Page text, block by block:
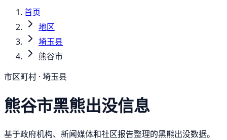
首页
地区
埼玉县
熊谷市
市区町村 · 埼玉县
熊谷市黑熊出没信息
基于政府机构、新闻媒体和社区报告整理的黑熊出没数据。